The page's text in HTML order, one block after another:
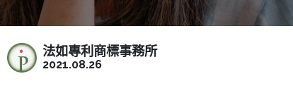
法如專利商標事務所
2021.08.26